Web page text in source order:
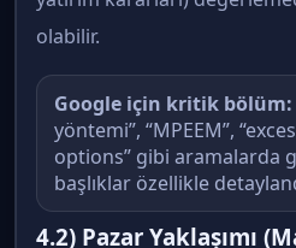
olabilir.
Google için kritik bölüm:
yöntemi”, “MPEEM”,
options” gibi aramalarda
başlıklar özellikle
4.2) Pazar Yaklaşımı